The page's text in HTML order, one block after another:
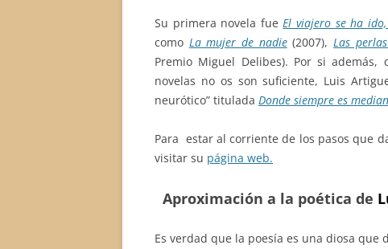
Su primera novela fueEl viajero se ha
como La mujer de nadie(2007),Las
Premio Miguel Delibes). Por si
novelas no os son suficiente, Luis
neurótico” titulada Donde siempre es
Para estar al corriente de los pasos que
visitar su página web.
Aproximación a la poética de
Es verdad que la poesía es una diosa que